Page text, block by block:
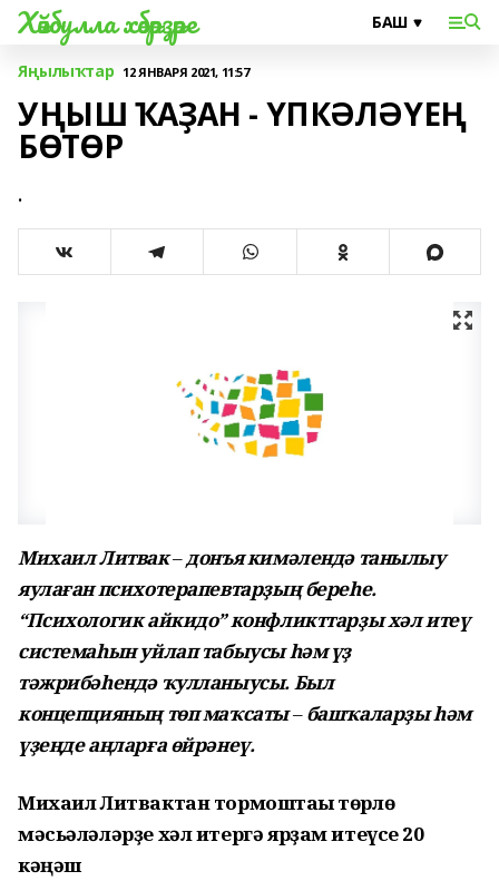
Хәйбулла хәбәрҙәре
Яңылыҡтар 12 ЯНВАРЯ 2021, 11:57
УҢЫШ ҠАҘАН - ҮПКӘЛӘҮЕҢ
БӨТӨР
.
Михаил Литвак–донъя кимәлендә танылыу
яулаған психотерапевтарҙың береһе.
“Психологик айкидо” конфликттарҙы хәл итеү
системаһын уйлап табыусы һәм үҙ
тәжрибәһендә ҡулланыусы. Был
концепцияның төп маҡсаты–башҡаларҙы һәм
үҙеңде аңларға өйрәнеү.
Михаил Литвактан тормоштағы төрлө
мәсьәләләрҙе хәл итергә ярҙам итеүсе 20
кәңәш